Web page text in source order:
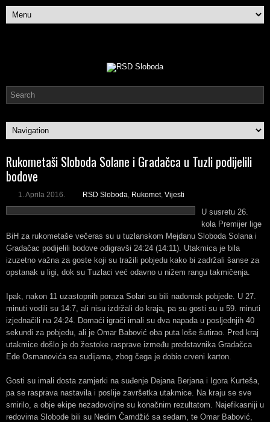
Rukometaši Sloboda Solane i Gradačca u Tuzli podijelili
bodove
1. Aprila 2016. RSD Sloboda, Rukomet, Vijesti
U susretu 26.
kola Premijer lige
BiH za rukometaše večeras su u tuzlanskom Mejdanu Sloboda Solana i
Gradačac podijelili bodove odigravši 24:24 (14:11). Utakmica je bila
izuzetno važna za goste koji su tražili pobjedu kako bi zadržali šanse za
opstanak u ligi, dok su Tuzlaci već odavno u nižem rangu takmičenja.
Ipak, nakon 11 uzastopnih poraza Solari su bili nadomak pobjede. U 27.
minuti vodili su 14:7, ali nisu izdržali do kraja, pa su gosti su u 59. minuti
izjednačili na 24:24. Domaći igrači imali su dva napada u posljednjih 40
sekundi za pobjedu, ali je Omar Babović oba puta loše šutirao. Pred kraj
utakmice došlo je do žestoke rasprave između predstavnika Gradačca
Ede Osmanovića sa sudijama, zbog čega je dobio crveni karton.
Gosti su imali dosta zamjerki na suđenje Dejana Berjana i Igora Kurteša,
pa se rasprava nastavila i poslije završetka utakmice. Na kraju se sve
smirilo, a obje ekipe nezadovoljne su konačnim rezultatom. Najefikasniji u
redovima Slobode bili su Nedim Čamdžić sa sedam, te Omar Babović,